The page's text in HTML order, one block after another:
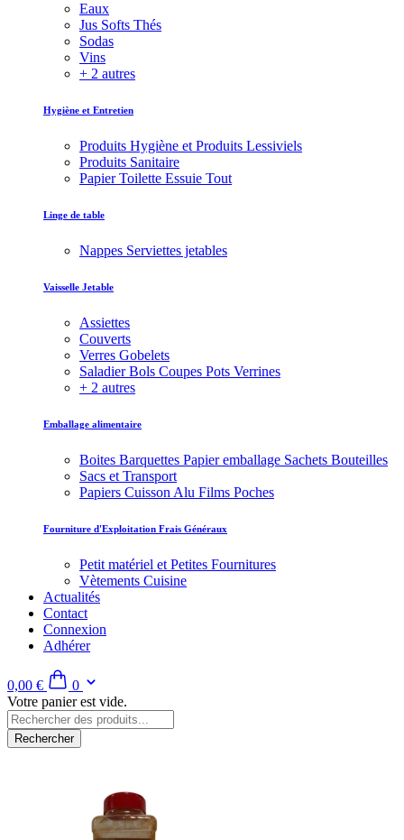
Eaux
Jus Softs Thés
Sodas
Vins
+ 2 autres
Hygiène et Entretien
Produits Hygiène et Produits Lessiviels
Produits Sanitaire
Papier Toilette Essuie Tout
Linge de table
Nappes Serviettes jetables
Vaisselle Jetable
Assiettes
Couverts
Verres Gobelets
Saladier Bols Coupes Pots Verrines
+ 2 autres
Emballage alimentaire
Boites Barquettes Papier emballage Sachets Bouteilles
Sacs et Transport
Papiers Cuisson Alu Films Poches
Fourniture d'Exploitation Frais Généraux
Petit matériel et Petites Fournitures
Vètements Cuisine
Actualités
Contact
Connexion
Adhérer
0,00 €
0
Votre panier est vide.
Rechercher